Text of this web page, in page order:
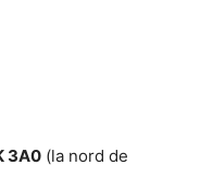
3A0 (la nord de